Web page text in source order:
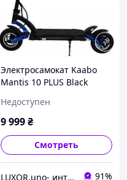
Электросамокат Kaabo
Mantis 10 PLUS Black
Недоступен
9 999₴
Смотреть
LUXOR.uno- интернет магазин 91%